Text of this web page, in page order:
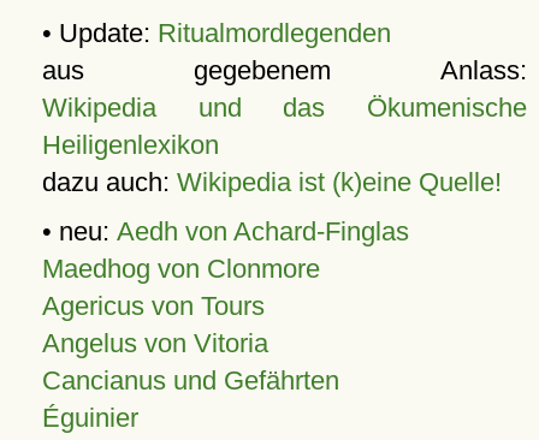
• Update: Ritualmordlegenden
aus gegebenem Anlass:
Wikipedia und das Ökumenische
Heiligenlexikon
dazu auch: Wikipedia ist (k)eine Quelle!
• neu: Aedh von Achard-Finglas
Maedhog von Clonmore
Agericus von Tours
Angelus von Vitoria
Cancianus und Gefährten
Éguinier